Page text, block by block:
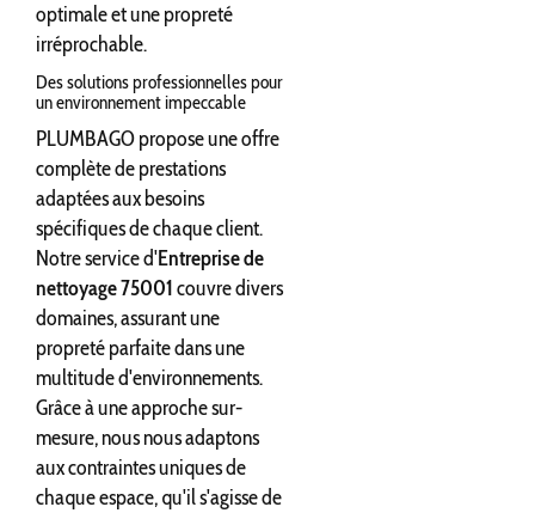
optimale et une propreté
irréprochable.
Des solutions professionnelles pour
un environnement impeccable
PLUMBAGO propose une offre
complète de prestations
adaptées aux besoins
spécifiques de chaque client.
Notre service d'Entreprise de
nettoyage 75001couvre divers
domaines, assurant une
propreté parfaite dans une
multitude d'environnements.
Grâce à une approche sur-
mesure, nous nous adaptons
aux contraintes uniques de
chaque espace, qu'il s'agisse de